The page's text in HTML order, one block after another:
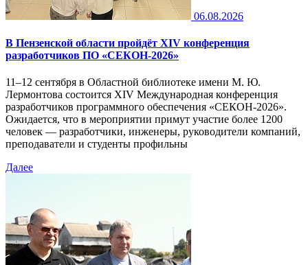
06.08.2026
В Пензенской области пройдёт XIV конференция
разработчиков ПО «СЕКОН-2026»
11–12 сентября в Областной библиотеке имени М. Ю.
Лермонтова состоится XIV Международная конференция
разработчиков программного обеспечения «СЕКОН-2026».
Ожидается, что в мероприятии примут участие более 1200
человек — разработчики, инженеры, руководители компаний,
преподаватели и студенты профильны
Далее